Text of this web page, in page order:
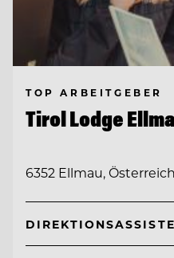
TOP ARBEITGEBER
Tirol Lodge
6352 Ellmau, Österreich